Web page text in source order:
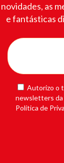
novidades, as
e fantásticas
Autorizo o
newsletters da
Política de